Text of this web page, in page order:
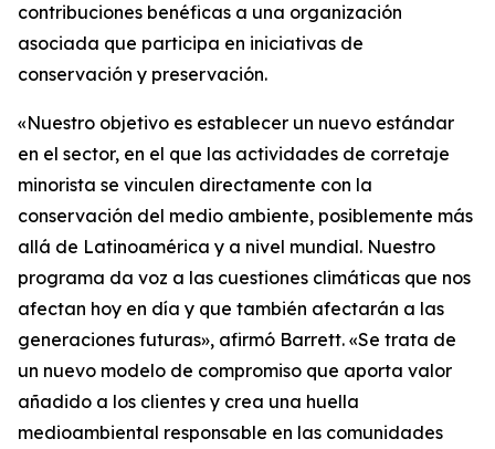
contribuciones benéficas a una organización
asociada que participa en iniciativas de
conservación y preservación.
«Nuestro objetivo es establecer un nuevo estándar
en el sector, en el que las actividades de corretaje
minorista se vinculen directamente con la
conservación del medio ambiente, posiblemente más
allá de Latinoamérica y a nivel mundial. Nuestro
programa da voz a las cuestiones climáticas que nos
afectan hoy en día y que también afectarán a las
generaciones futuras», afirmó Barrett. «Se trata de
un nuevo modelo de compromiso que aporta valor
añadido a los clientes y crea una huella
medioambiental responsable en las comunidades